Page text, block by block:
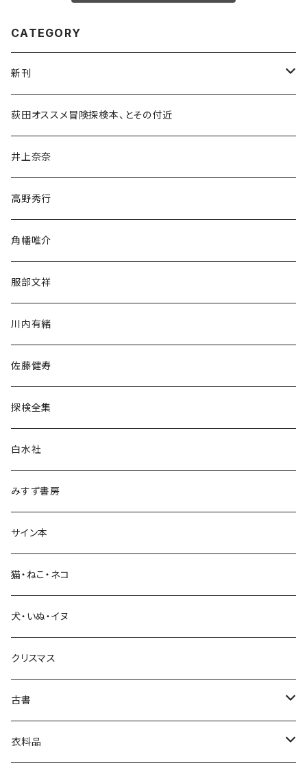
CATEGORY
新刊
和書
文学・小説・物語
随筆・ノンフィクション・その他
民族・風習
言語・ことば
生活・暮らし
芸術・絵画・写真
絵本・児童書
娯楽・エンターテインメント
荻田オススメ冒険探検本、とその付近
井上奈奈
高野秀行
角幡唯介
服部文祥
川内有緒
佐藤健寿
探検全集
白水社
みすず書房
サイン本
猫・ねこ・ネコ
犬・いぬ・イヌ
クリスマス
古書
古書セット
衣料品